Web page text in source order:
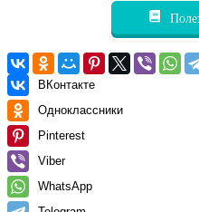
ВКонтакте
Одноклассники
Pinterest
Viber
WhatsApp